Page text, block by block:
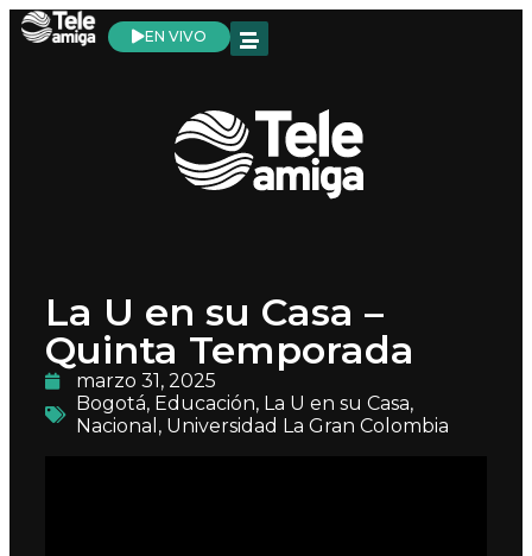
EN VIVO
La U en su Casa –
Quinta Temporada
marzo 31, 2025
Bogotá, Educación, La U en su Casa,
Nacional , Universidad La Gran Colombia